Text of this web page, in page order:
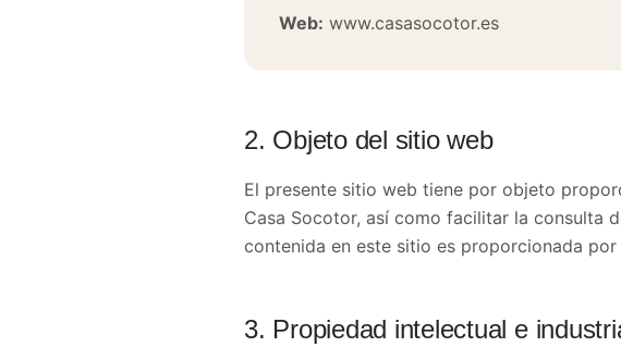
Web: www.casasocotor.es
2. Objeto del sitio web
El presente sitio web tiene por objeto
Casa Socotor, así como facilitar la consulta
contenida en este sitio es proporcionada
3. Propiedad intelectual e